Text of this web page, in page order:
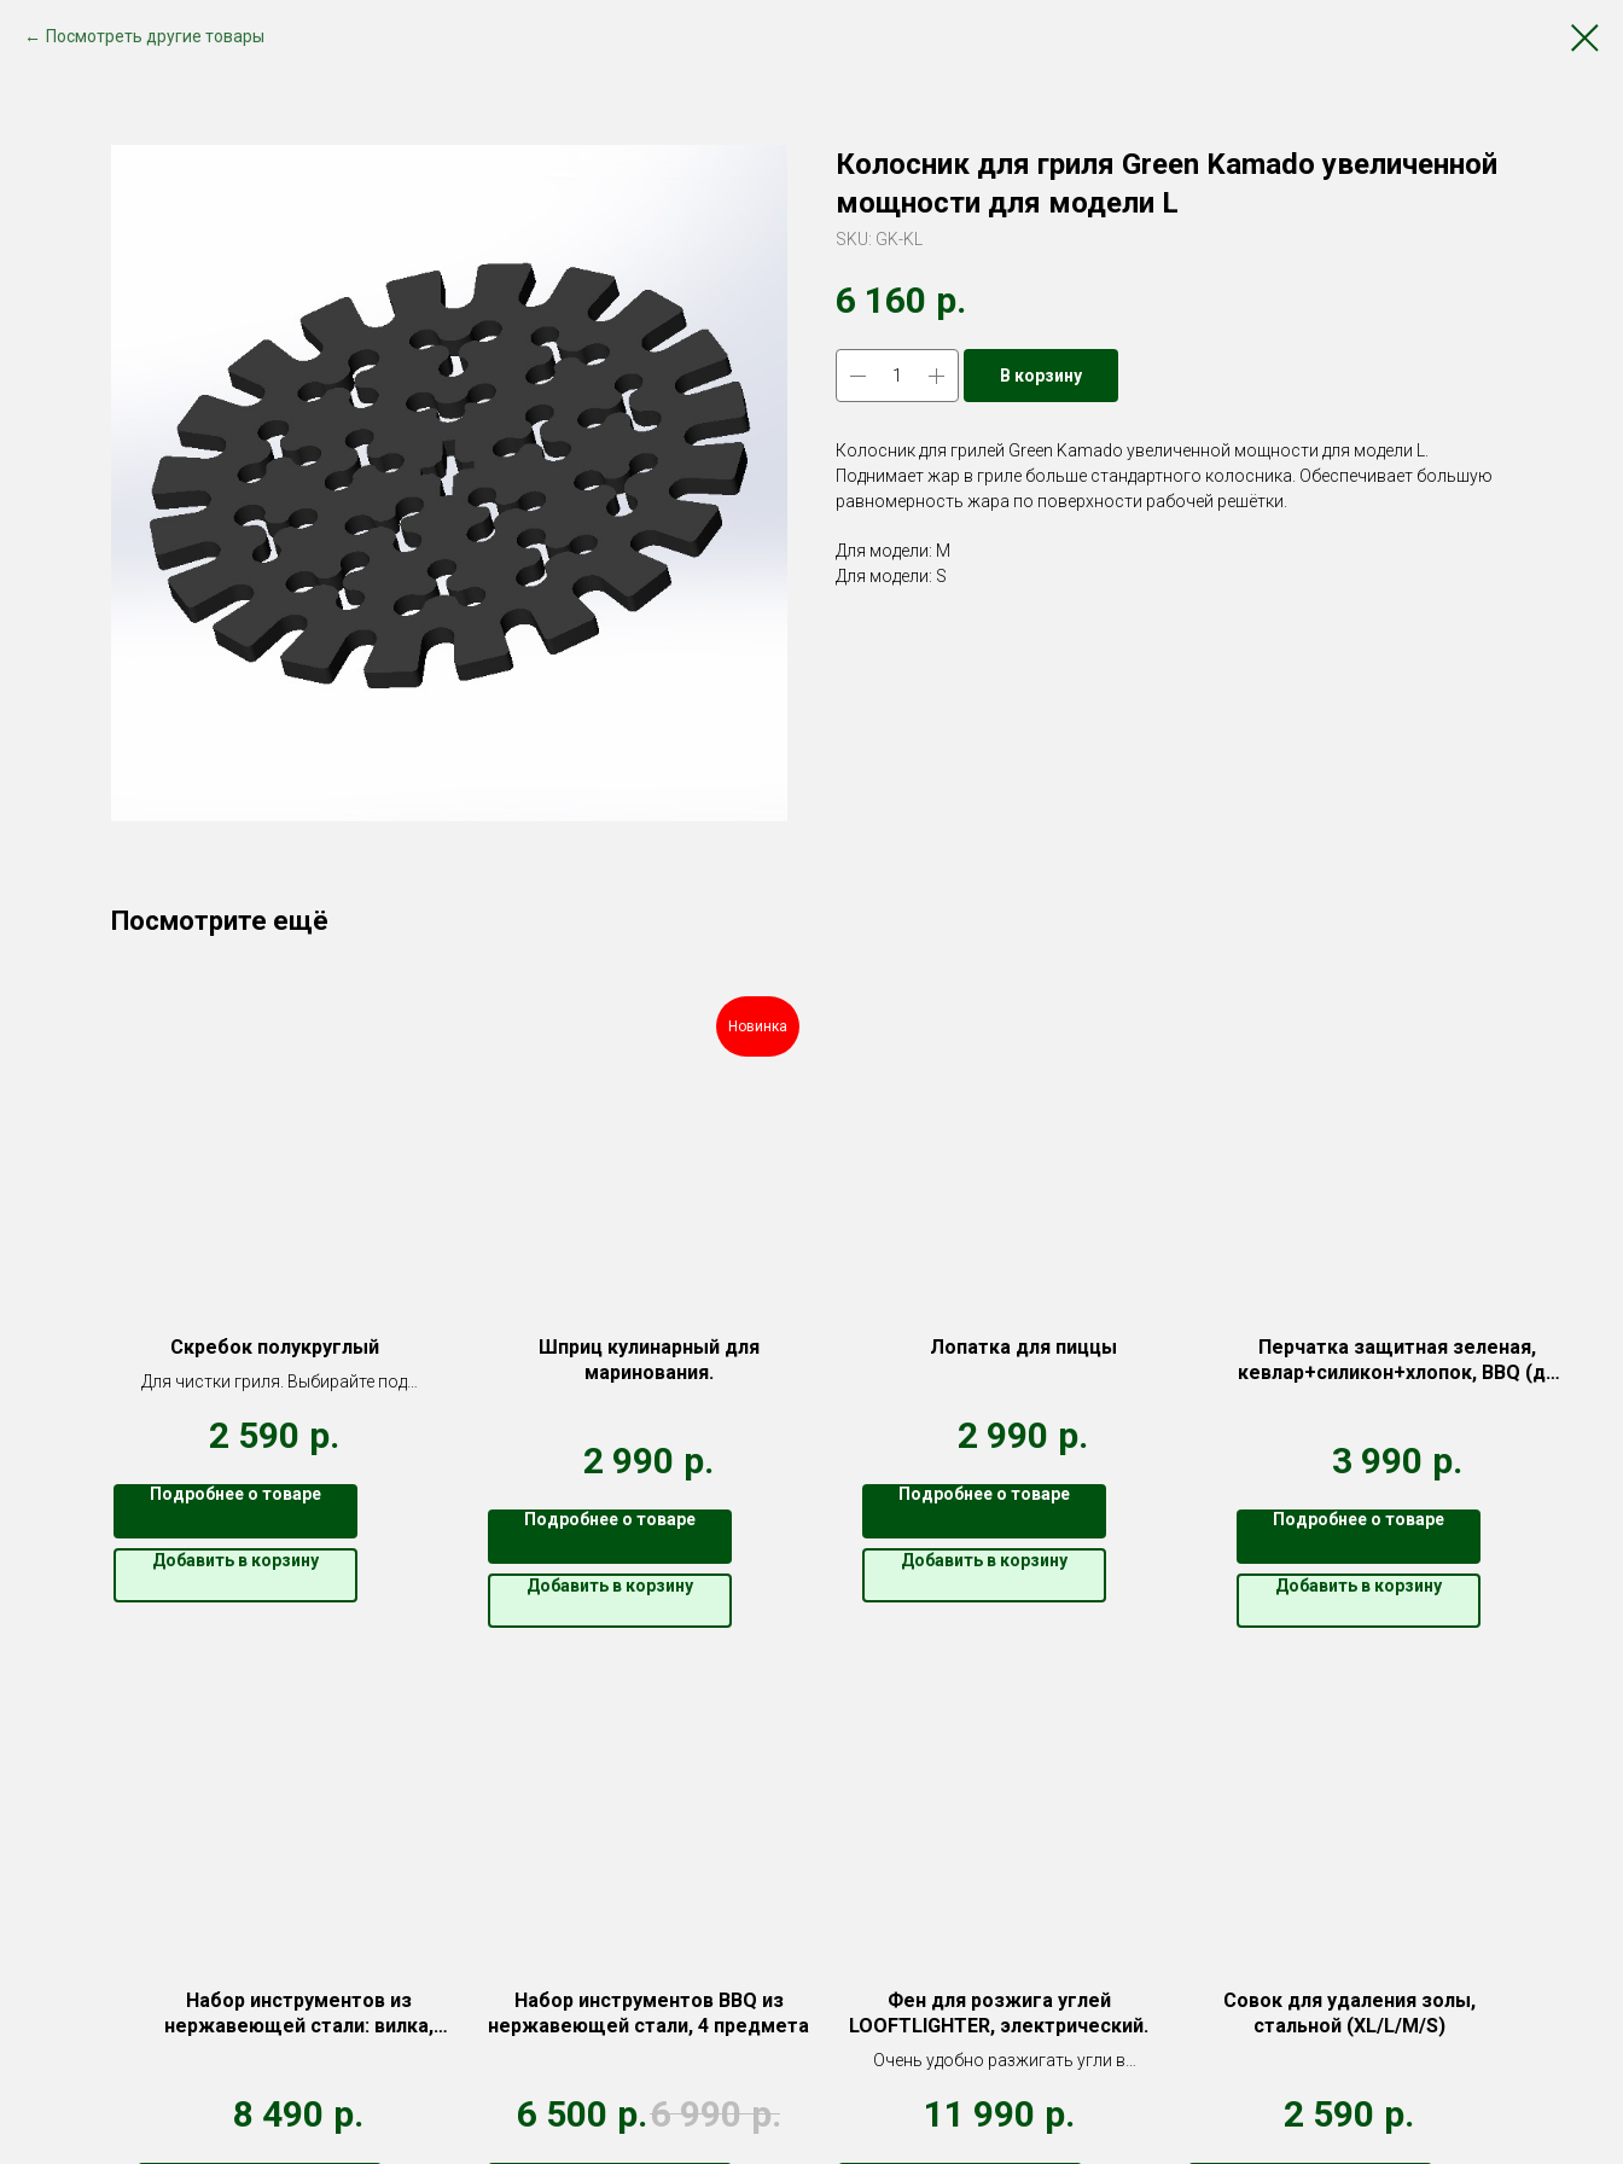
Посмотреть другие товары
Колосник для гриля Green Kamado увеличенной
мощности для модели L
SKU: GK-KL
6 160 р.
В корзину
Колосник для грилей Green Kamado увеличенной мощности для модели L.
Поднимает жар в гриле больше стандартного колосника. Обеспечивает большую
равномерность жара по поверхности рабочей решётки.
Для модели: M
Для модели: S
Посмотрите ещё
Скребок полукруглый
Для чистки гриля. Выбирайте под
2 590 р.
Подробнее о товаре
Добавить в корзину
Новинка
Шприц кулинарный для
маринования.
2 990 р.
Подробнее о товаре
Добавить в корзину
Лопатка для пиццы
2 990 р.
Подробнее о товаре
Добавить в корзину
Перчатка защитная зеленая,
кевлар+силикон+хлопок, BBQ (до
3 990 р.
Подробнее о товаре
Добавить в корзину
Набор инструментов из
нержавеющей стали: вилка,
8 490 р.
Набор инструментов BBQ из
нержавеющей стали, 4 предмета
6 500 р.6 990 р.
Фен для розжига углей
LOOFTLIGHTER, электрический.
Очень удобно разжигать угли в
11 990 р.
Совок для удаления золы,
стальной (XL/L/M/S)
2 590 р.